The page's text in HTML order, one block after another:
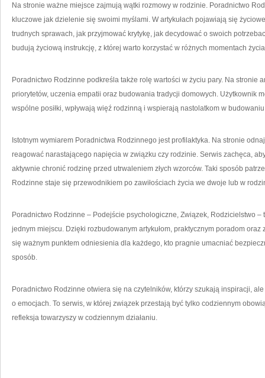
Na stronie ważne miejsce zajmują wątki rozmowy w rodzinie. Poradnictwo
kluczowe jak dzielenie się swoimi myślami. W artykułach pojawiają się
trudnych sprawach, jak przyjmować krytykę, jak decydować o swoich
budują życiową instrukcję, z której warto korzystać w różnych momentach
Poradnictwo Rodzinne podkreśla także rolę wartości w życiu pary. Na stronie
priorytetów, uczenia empatii oraz budowania tradycji domowych. Użytkownik
wspólne posiłki, wpływają więź rodzinną i wspierają nastolatkom w
Istotnym wymiarem Poradnictwa Rodzinnego jest profilaktyka. Na stronie
reagować narastającego napięcia w związku czy rodzinie. Serwis zachęca,
aktywnie chronić rodzinę przed utrwaleniem złych wzorców. Taki sposób
Rodzinne staje się przewodnikiem po zawiłościach życia we dwoje lub w
Poradnictwo Rodzinne – Podejście psychologiczne, Związek, Rodzicielstwo
jednym miejscu. Dzięki rozbudowanym artykułom, praktycznym poradom
się ważnym punktem odniesienia dla każdego, kto pragnie umacniać
sposób.
Poradnictwo Rodzinne otwiera się na czytelników, którzy szukają inspiracji,
o emocjach. To serwis, w której związek przestają być tylko codziennym
refleksja towarzyszy w codziennym działaniu.